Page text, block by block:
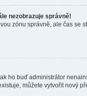
nezobrazuje správně!
zónu správně, ale čas
ho buď administrátor
můžete vytvořit nový